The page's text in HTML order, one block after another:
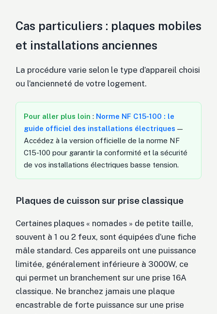
Cas particuliers : plaques mobiles
et installations anciennes
La procédure varie selon le type d’appareil choisi
ou l’ancienneté de votre logement.
Pour aller plus loin : Norme NF C15-100 : le
guide officiel des installations électriques —
Accédez à la version officielle de la norme NF
C15-100 pour garantir la conformité et la sécurité
de vos installations électriques basse tension.
Plaques de cuisson sur prise classique
Certaines plaques « nomades » de petite taille,
souvent à 1 ou 2 feux, sont équipées d’une fiche
mâle standard. Ces appareils ont une puissance
limitée, généralement inférieure à 3000W, ce
qui permet un branchement sur une prise 16A
classique. Ne branchez jamais une plaque
encastrable de forte puissance sur une prise